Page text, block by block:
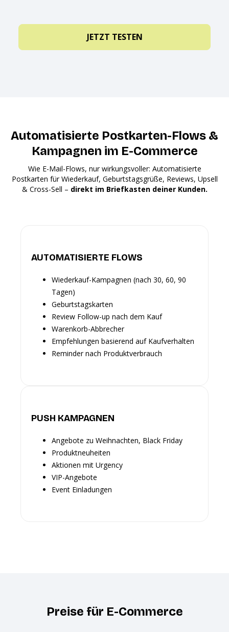
JETZT TESTEN
Automatisierte Postkarten-Flows &
Kampagnen im E-Commerce
Wie E-Mail-Flows, nur wirkungsvoller: Automatisierte
Postkarten für Wiederkauf, Geburtstagsgrüße, Reviews, Upsell
& Cross-Sell – direkt im Briefkasten deiner Kunden.
AUTOMATISIERTE FLOWS
Wiederkauf-Kampagnen (nach 30, 60, 90
Tagen)
Geburtstagskarten
Review Follow-up nach dem Kauf
Warenkorb-Abbrecher
Empfehlungen basierend auf Kaufverhalten
Reminder nach Produktverbrauch
PUSH KAMPAGNEN
Angebote zu Weihnachten, Black Friday
Produktneuheiten
Aktionen mit Urgency
VIP-Angebote
Event Einladungen
Preise für E-Commerce